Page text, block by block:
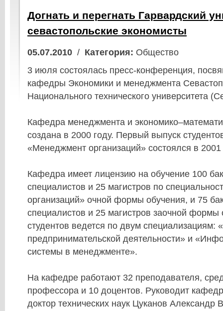
Догнать и перегнать Гарвардский
севастопольские экономисты
05.07.2010 / Категория: Общество
3 июля состоялась пресс-конференция,
кафедры Экономики и менеджмента
Национального технического университета
Кафедра менеджмента и
создана в 2000 году. Первый выпуск
«Менеджмент организаций» состоялся в 2001
Кафедра имеет лицензию на обучение 100
специалистов и 25 магистров по
организаций» очной формы обучения, и 75
специалистов и 25 магистров заочной формы
студентов ведется по двум специализациям:
предпринимательской деятельности» и
системы в менеджменте».
На кафедре работают 32 преподавателя,
профессора и 10 доцентов. Руководит
доктор технических наук Цуканов Александр